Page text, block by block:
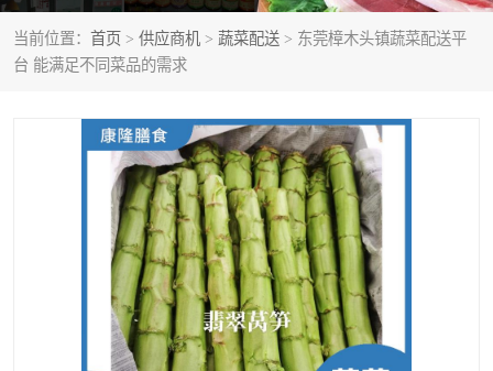
当前位置： 首页 > 供应商机 > 蔬菜配送 > 东莞樟木头镇蔬菜配送平
台 能满足不同菜品的需求
调料配送 企业工厂食堂承包
干货配送 副食配送